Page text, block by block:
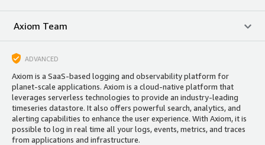
Axiom Team
ADVANCED
Axiom is a SaaS-based logging and observability platform for
planet-scale applications. Axiom is a cloud-native platform that
leverages serverless technologies to provide an industry-leading
timeseries datastore. It also offers powerful search, analytics, and
alerting capabilities to enhance the user experience. With Axiom, it is
possible to log in real time all your logs, events, metrics, and traces
from applications and infrastructure.